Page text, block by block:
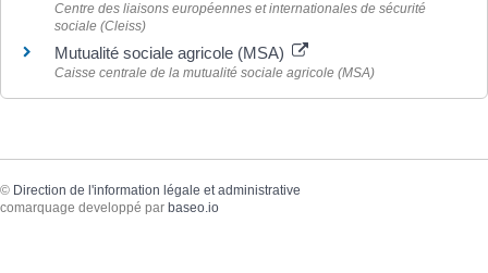
Centre des liaisons européennes et internationales de sécurité
sociale (Cleiss)
Mutualité sociale agricole (MSA)
Caisse centrale de la mutualité sociale agricole (MSA)
© Direction de l'information légale et administrative
comarquage developpé par baseo.io